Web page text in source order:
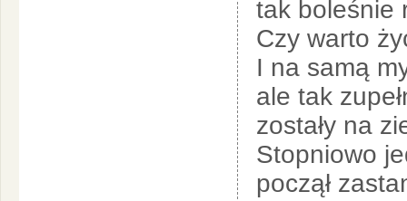
tak boleśnie
Czy warto
I na samą
ale tak
zostały na
Stopniowo
począł